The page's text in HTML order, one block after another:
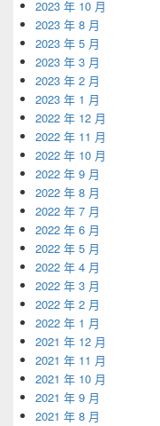
2023 年 10 月
2023 年 8 月
2023 年 5 月
2023 年 3 月
2023 年 2 月
2023 年 1 月
2022 年 12 月
2022 年 11 月
2022 年 10 月
2022 年 9 月
2022 年 8 月
2022 年 7 月
2022 年 6 月
2022 年 5 月
2022 年 4 月
2022 年 3 月
2022 年 2 月
2022 年 1 月
2021 年 12 月
2021 年 11 月
2021 年 10 月
2021 年 9 月
2021 年 8 月